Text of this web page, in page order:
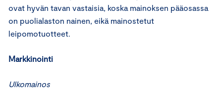
ovat hyvän tavan vastaisia, koska mainoksen pääosassa
on puolialaston nainen, eikä mainostetut
leipomotuotteet.
Markkinointi
Ulkomainos